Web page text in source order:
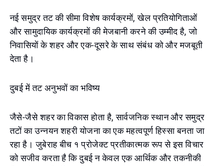
नई समुद्र तट की सीमा विशेष कार्यक्रमों, खेल प्रतियोगिताओं
और सामुदायिक कार्यक्रमों की मेजबानी करने की उम्मीद है, जो
निवासियों के शहर और एक-दूसरे के साथ संबंध को और मजबूती
देता है।
दुबई में तट अनुभवों का भविष्य
जैसे-जैसे शहर का विकास होता है, सार्वजनिक स्थान और समुद्र
तटों का उन्नयन शहरी योजना का एक महत्वपूर्ण हिस्सा बनता जा
रहा है। जुबेराह बीच १ प्रोजेक्ट प्रतीकात्मक रूप से इस विचार
को सजीव करता है कि दुबई न केवल एक आर्थिक और तकनीकी